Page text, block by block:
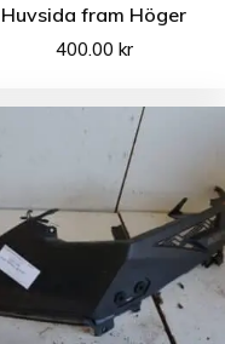
Huvsida fram Höger
400.00 kr